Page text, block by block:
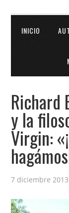
INICIO
Richard
y la
Virgin:
7 diciembre 2013